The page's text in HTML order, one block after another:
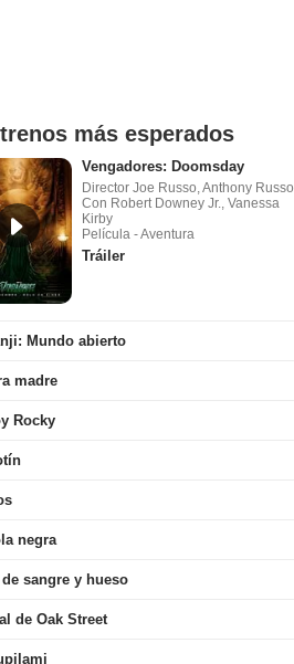
más esperados
Vengadores: Doomsday
Director Joe Russo, Anthony Russo
Con Robert Downey Jr., Vanessa
Kirby
Película - Aventura
Tráiler
Mundo abierto
madre
Rocky
negra
sangre y hueso
de Oak Street